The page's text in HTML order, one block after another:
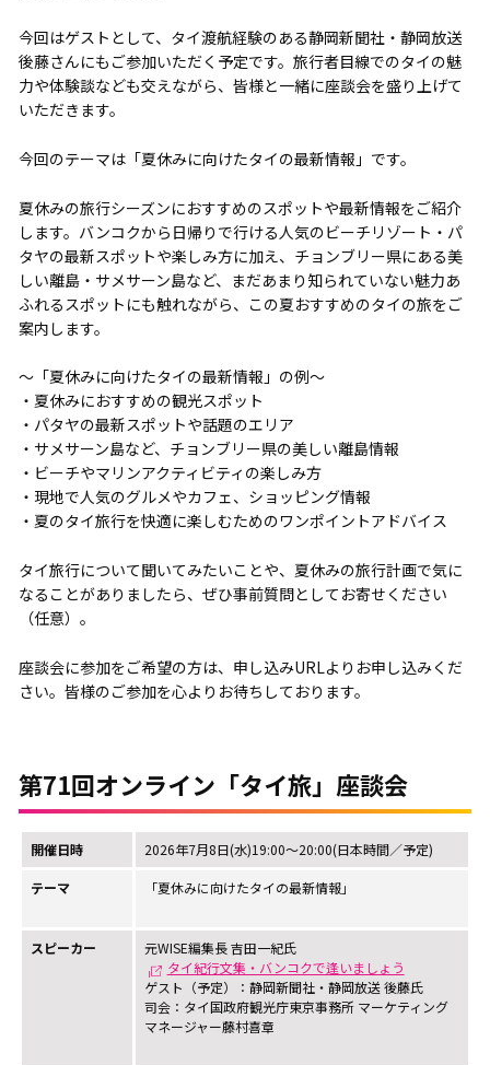
今回はゲストとして、タイ渡航経験のある静岡新聞社・静岡放送
後藤さんにもご参加いただく予定です。旅行者目線でのタイの魅
力や体験談なども交えながら、皆様と一緒に座談会を盛り上げて
いただきます。
今回のテーマは「夏休みに向けたタイの最新情報」です。
夏休みの旅行シーズンにおすすめのスポットや最新情報をご紹介
します。バンコクから日帰りで行ける人気のビーチリゾート・パ
タヤの最新スポットや楽しみ方に加え、チョンブリー県にある美
しい離島・サメサーン島など、まだあまり知られていない魅力あ
ふれるスポットにも触れながら、この夏おすすめのタイの旅をご
案内します。
～「夏休みに向けたタイの最新情報」の例～
・夏休みにおすすめの観光スポット
・パタヤの最新スポットや話題のエリア
・サメサーン島など、チョンブリー県の美しい離島情報
・ビーチやマリンアクティビティの楽しみ方
・現地で人気のグルメやカフェ、ショッピング情報
・夏のタイ旅行を快適に楽しむためのワンポイントアドバイス
タイ旅行について聞いてみたいことや、夏休みの旅行計画で気に
なることがありましたら、ぜひ事前質問としてお寄せください
（任意）。
座談会に参加をご希望の方は、申し込みURLよりお申し込みくだ
さい。皆様のご参加を心よりお待ちしております。
第71回オンライン「タイ旅」座談会
開催日時 2026年7月8日(水)19:00～20:00(日本時間／予定)
テーマ 「夏休みに向けたタイの最新情報」
スピーカー
元WISE編集長 吉田一紀氏
タイ紀行文集・バンコクで逢いましょう
ゲスト（予定）：静岡新聞社・静岡放送 後藤氏
司会：タイ国政府観光庁東京事務所 マーケティング
マネージャー藤村喜章